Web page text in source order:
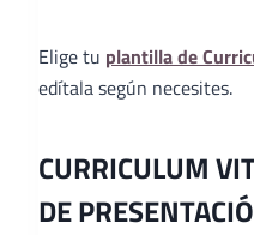
Elige tu plantilla de
edítala según necesites.
CURRICULUM
DE